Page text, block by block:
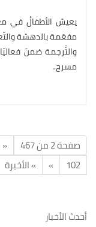
مفعَمة بالدهشة
والتَّرجمة ضمنَ
مسرح..
صفحة 2 من 467 «
102
» » الأخيرة
أحدث الأخبار